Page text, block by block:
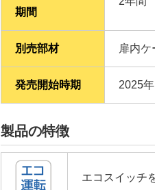
期間
別売部材 扉内
発売開始時期 2025
製品の特徴
エコスイッチ